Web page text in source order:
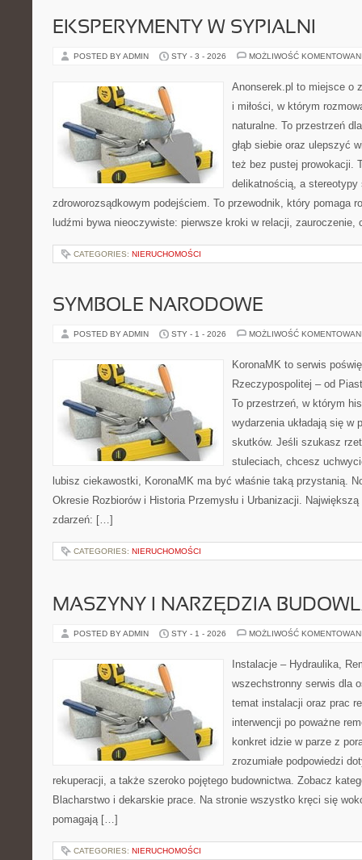
EKSPERYMENTY W SYPIALNI
POSTED BY ADMIN STY - 3 - 2026 MOŻLIWOŚĆ
Anonserek.pl to miejsce o
i miłości, w którym
naturalne. To przestrzeń
głąb siebie oraz ulepszyć
też bez pustej prowokacji.
delikatnością, a
zdroworozsądkowym podejściem. To przewodnik, który pomaga
ludźmi bywa nieoczywiste: pierwsze kroki w relacji,
CATEGORIES: NIERUCHOMOŚCI
SYMBOLE NARODOWE
POSTED BY ADMIN STY - 1 - 2026 MOŻLIWOŚĆ
KoronaMK to serwis
Rzeczypospolitej – od
To przestrzeń, w którym
wydarzenia układają się
skutków. Jeśli szukasz
stuleciach, chcesz
lubisz ciekawostki, KoronaMK ma być właśnie taką przystanią.
Okresie Rozbiorów i Historia Przemysłu i Urbanizacji. Największą
zdarzeń: […]
CATEGORIES: NIERUCHOMOŚCI
MASZYNY I NARZĘDZIA
POSTED BY ADMIN STY - 1 - 2026 MOŻLIWOŚĆ
Instalacje – Hydraulika,
wszechstronny serwis dla
temat instalacji oraz prac
interwencji po poważne
konkret idzie w parze z
zrozumiałe podpowiedzi
rekuperacji, a także szeroko pojętego budownictwa. Zobacz
Blacharstwo i dekarskie prace. Na stronie wszystko kręci się
pomagają […]
CATEGORIES: NIERUCHOMOŚCI